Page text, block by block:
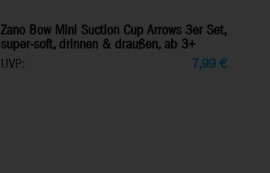
Zano Bow Mini Suction Cup Arrows 3er Set,
super-soft, drinnen & draußen, ab 3+
UVP:
7,99€